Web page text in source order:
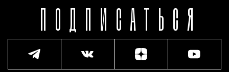
ПОДПИСАТЬСЯ